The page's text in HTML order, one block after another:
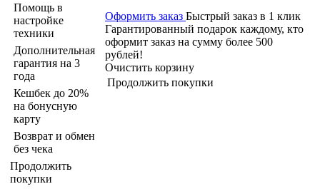
Помощь в
настройке
техники
Дополнительная
гарантия на 3
года
Кешбек до 20%
на бонусную
карту
Возврат и обмен
без чека
Продолжить
покупки
Оформить заказ Быстрый заказ в 1 клик
Гарантированный подарок каждому, кто
оформит заказ на сумму более 500
рублей!
Очистить корзину
Продолжить покупки